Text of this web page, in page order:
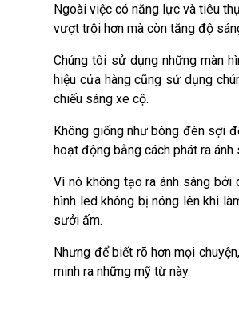
Ngoài việc có năng lực và tiêu
vượt trội hơn mà còn tăng độ
Chúng tôi sử dụng những màn
hiệu cửa hàng cũng sử dụng
chiếu sáng xe cộ.
Không giống như bóng đèn sợi
hoạt động bằng cách phát ra
Vì nó không tạo ra ánh sáng
hình led không bị nóng lên khi
sưởi ấm.
Nhưng để biết rõ hơn mọi
minh ra những mỹ từ này.